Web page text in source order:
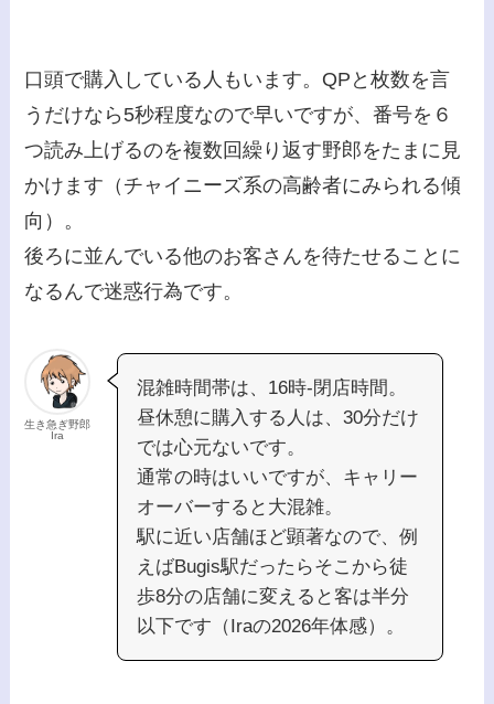
口頭で購入している人もいます。QPと枚数を言
うだけなら5秒程度なので早いですが、番号を６
つ読み上げるのを複数回繰り返す野郎をたまに見
かけます（チャイニーズ系の高齢者にみられる傾
向）。
後ろに並んでいる他のお客さんを待たせることに
なるんで迷惑行為です。
生き急ぎ野郎
Ira
混雑時間帯は、16時-閉店時間。
昼休憩に購入する人は、30分だけ
では心元ないです。
通常の時はいいですが、キャリー
オーバーすると大混雑。
駅に近い店舗ほど顕著なので、例
えばBugis駅だったらそこから徒
歩8分の店舗に変えると客は半分
以下です（Iraの2026年体感）。